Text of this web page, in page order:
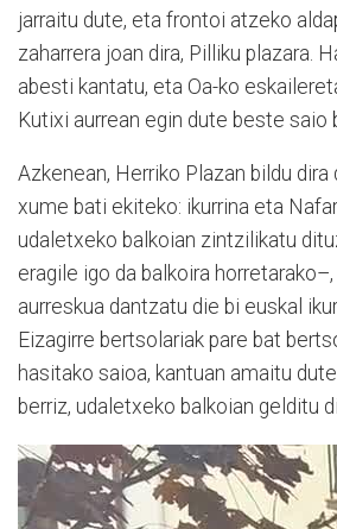
jarraitu dute, eta frontoi atzeko
zaharrera joan dira, Pilliku plazara.
abesti kantatu, eta Oa-ko
Kutixi aurrean egin dute beste saio
Azkenean, Herriko Plazan bildu dira
xume bati ekiteko: ikurrina eta
udaletxeko balkoian zintzilikatu
eragile igo da balkoira
aurreskua dantzatu die bi euskal
Eizagirre bertsolariak pare bat
hasitako saioa, kantuan amaitu
berriz, udaletxeko balkoian gelditu